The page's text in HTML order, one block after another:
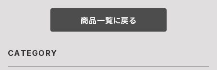
商品一覧に戻る
CATEGORY